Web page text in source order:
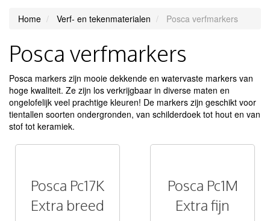
Home Verf- en tekenmaterialen Posca verfmarkers
Posca verfmarkers
Posca markers zijn mooie dekkende en watervaste markers van
hoge kwaliteit. Ze zijn los verkrijgbaar in diverse maten en
ongelofelijk veel prachtige kleuren! De markers zijn geschikt voor
tientallen soorten ondergronden, van schilderdoek tot hout en van
stof tot keramiek.
Posca Pc17K
Extra breed
Posca Pc1M
Extra fijn